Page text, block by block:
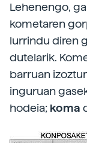
Lehenengo,
kometaren
lurrindu diren
dutelarik.
barruan
inguruan
hodeia; koma